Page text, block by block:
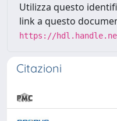
Utilizza questo
link a questo
https://
Citazioni